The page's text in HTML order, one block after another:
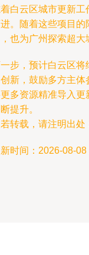
白云区城市更新
。随着这些项目
也为广州探索超大
步，预计白云区
新，鼓励多方主
多资源精准导入
提升。
转载，请注明出处
时间：2026-08-08